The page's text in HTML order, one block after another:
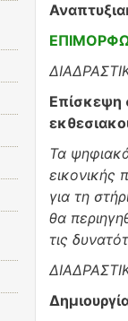
Επίσκεψη
Τα
εικονικής
για τη
θα
τις